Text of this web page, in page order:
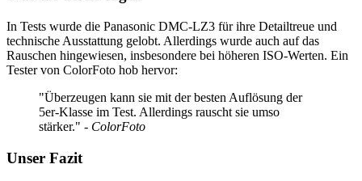
In Tests wurde die Panasonic DMC-LZ3 für ihre Detailtreue und
technische Ausstattung gelobt. Allerdings wurde auch auf das
Rauschen hingewiesen, insbesondere bei höheren ISO-Werten. Ein
Tester von ColorFoto hob hervor:
"Überzeugen kann sie mit der besten Auflösung der
5er-Klasse im Test. Allerdings rauscht sie umso
stärker." - ColorFoto
Unser Fazit